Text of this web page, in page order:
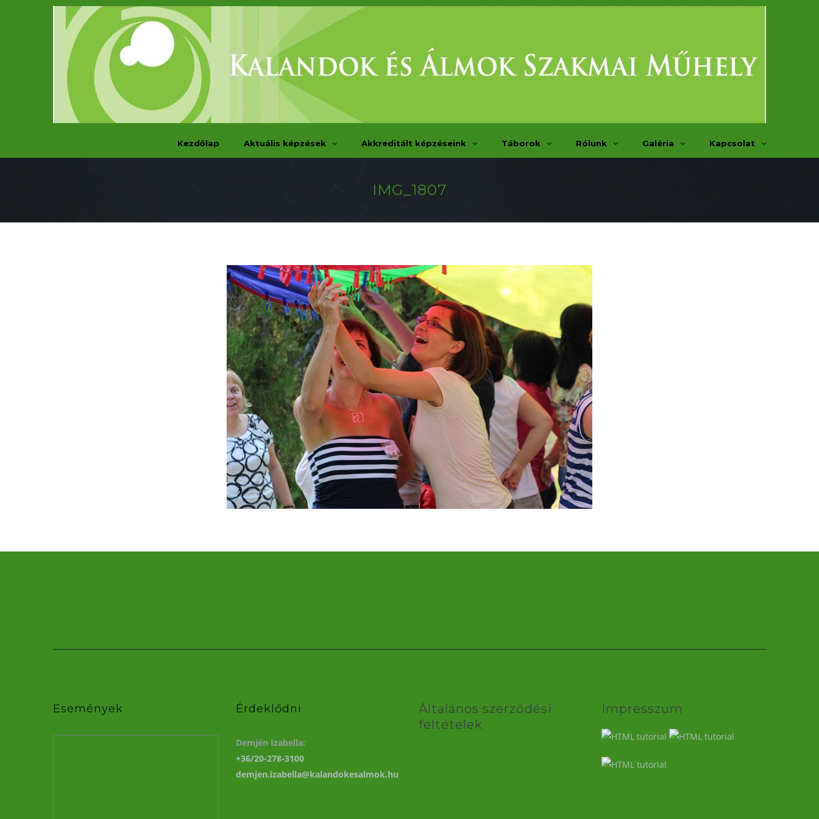
Kezdőlap Aktuális képzések Akkreditált képzéseink Táborok Rólunk Galéria Kapcsolat
IMG_1807
Események Érdeklődni
Demjén Izabella:
+36/20-278-3100
demjen.izabella@kalandokesalmok.hu
Általános szerződési
feltételek
Impresszum